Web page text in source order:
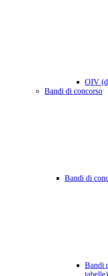
OIV
Bandi di concorso
Bandi di
Bandi